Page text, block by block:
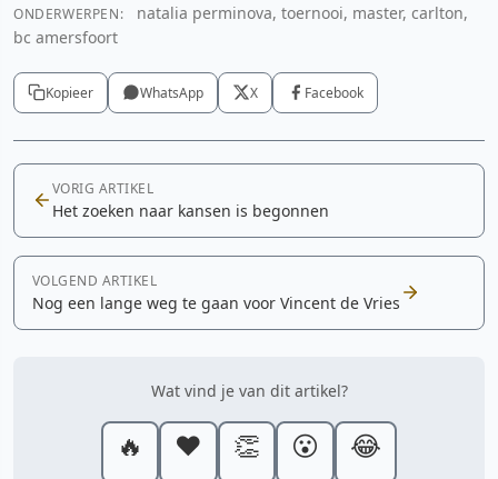
ONDERWERPEN:
natalia perminova, toernooi, master, carlton,
bc amersfoort
Kopieer WhatsApp X Facebook
VORIG ARTIKEL
Het zoeken naar kansen is begonnen
VOLGEND ARTIKEL
Nog een lange weg te gaan voor Vincent de Vries
Wat vind je van dit artikel?
🔥 ❤️ 👏 😮 😂